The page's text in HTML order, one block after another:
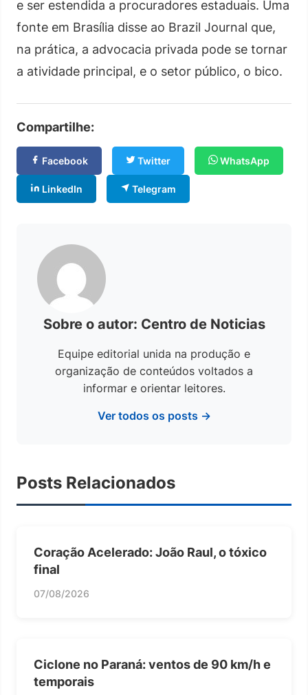
e ser estendida a procuradores estaduais. Uma
fonte em Brasília disse ao Brazil Journal que,
na prática, a advocacia privada pode se tornar
a atividade principal, e o setor público, o bico.
Compartilhe:
Facebook Twitter WhatsApp
LinkedIn Telegram
Sobre o autor: Centro de Noticias
Equipe editorial unida na produção e
organização de conteúdos voltados a
informar e orientar leitores.
Ver todos os posts →
Posts Relacionados
Coração Acelerado: João Raul, o tóxico
final
07/08/2026
Ciclone no Paraná: ventos de 90 km/h e
temporais